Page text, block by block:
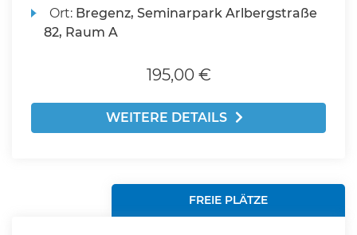
Ort: Bregenz, Seminarpark Arlbergstraße
82, Raum A
195,00 €
WEITERE DETAILS
FREIE PLÄTZE